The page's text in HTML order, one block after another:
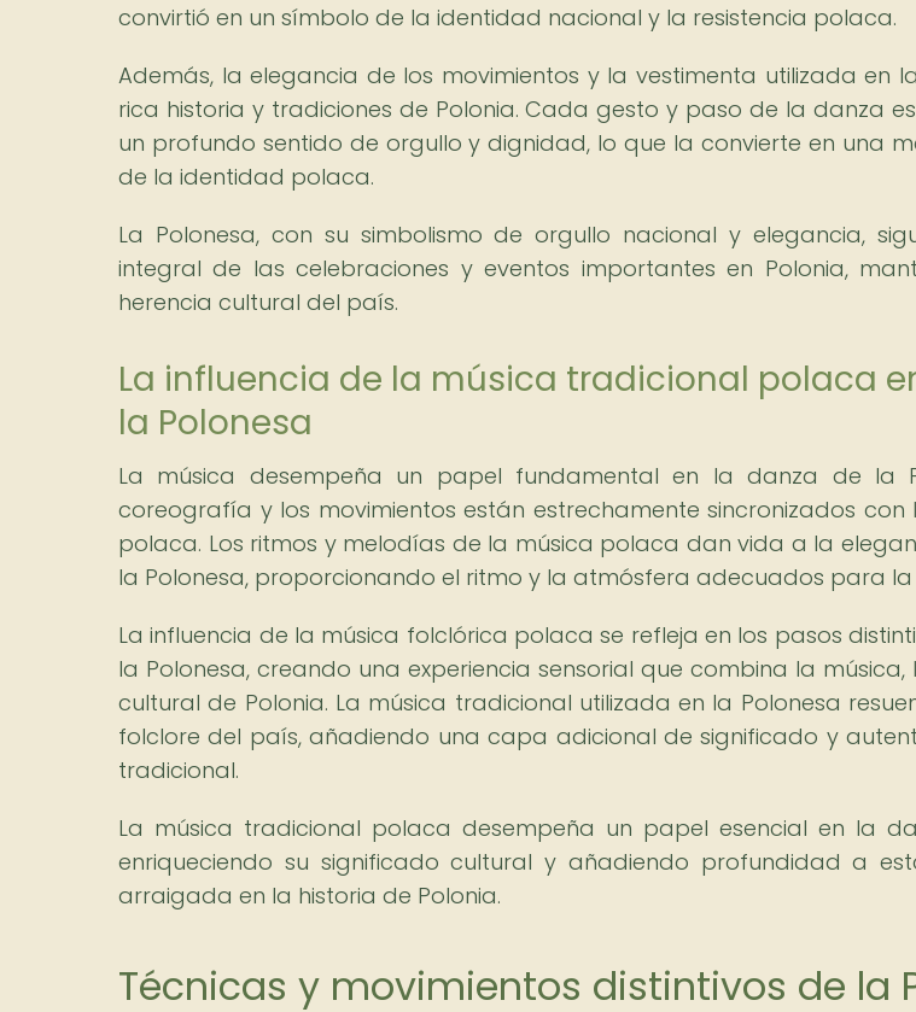
convirtió en un símbolo de la identidad nacional y la resistencia polaca.
Además, la elegancia de los movimientos y la vestimenta utilizada en
rica historia y tradiciones de Polonia. Cada gesto y paso de la danza
un profundo sentido de orgullo y dignidad, lo que la convierte en una
de la identidad polaca.
La Polonesa, con su simbolismo de orgullo nacional y elegancia,
integral de las celebraciones y eventos importantes en Polonia,
herencia cultural del país.
La influencia de la música tradicional polaca
la Polonesa
La música desempeña un papel fundamental en la danza de la
coreografía y los movimientos están estrechamente sincronizados
polaca. Los ritmos y melodías de la música polaca dan vida a la
la Polonesa, proporcionando el ritmo y la atmósfera adecuados para
La influencia de la música folclórica polaca se refleja en los pasos
la Polonesa, creando una experiencia sensorial que combina la
cultural de Polonia. La música tradicional utilizada en la Polonesa
folclore del país, añadiendo una capa adicional de significado y
tradicional.
La música tradicional polaca desempeña un papel esencial en la
enriqueciendo su significado cultural y añadiendo profundidad a
arraigada en la historia de Polonia.
Técnicas y movimientos distintivos de la